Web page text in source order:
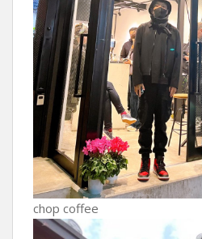
chop coffee